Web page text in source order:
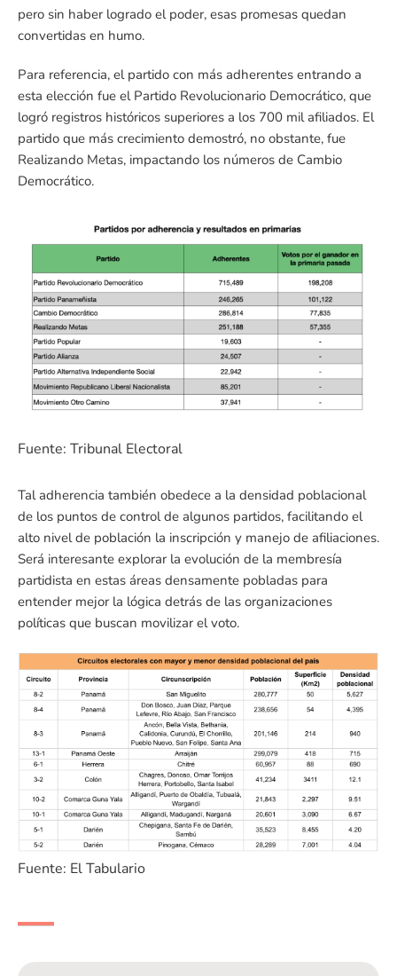
pero sin haber logrado el poder, esas promesas quedan
convertidas en humo.
Para referencia, el partido con más adherentes entrando a
esta elección fue el Partido Revolucionario Democrático, que
logró registros históricos superiores a los 700 mil afiliados. El
partido que más crecimiento demostró, no obstante, fue
Realizando Metas, impactando los números de Cambio
Democrático.
Fuente: Tribunal Electoral
Tal adherencia también obedece a la densidad poblacional
de los puntos de control de algunos partidos, facilitando el
alto nivel de población la inscripción y manejo de afiliaciones.
Será interesante explorar la evolución de la membresía
partidista en estas áreas densamente pobladas para
entender mejor la lógica detrás de las organizaciones
políticas que buscan movilizar el voto.
Fuente: El Tabulario